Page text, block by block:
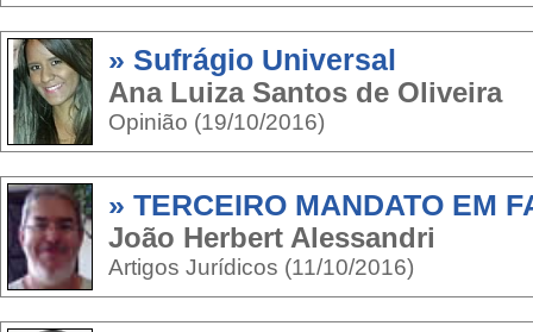
» Sufrágio Universal
Ana Luiza Santos de Oliveira
Opinião (19/10/2016)
» TERCEIRO MANDATO EM
João Herbert Alessandri
Artigos Jurídicos (11/10/2016)